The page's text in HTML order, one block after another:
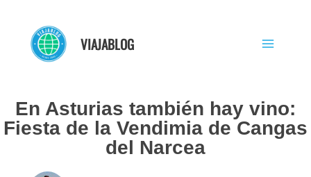
contenido
VIAJABLOG
En Asturias también hay vino:
Fiesta de la Vendimia de Cangas
del Narcea